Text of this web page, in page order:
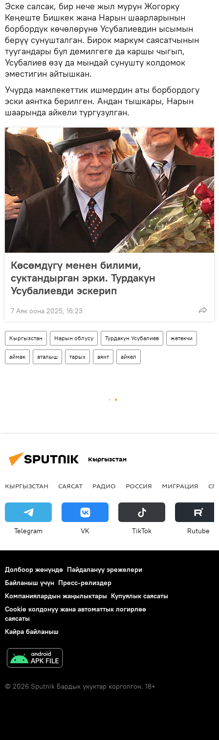
Эске салсак, бир нече жыл мурун Жогорку
Кеңеште Бишкек жана Нарын шаарларынын
борбордук көчөлөрүнө Усубалиевдин ысымын
берүү сунушталган. Бирок маркум саясатчынын
туугандары бул демилгеге да каршы чыгып,
Усубалиев өзү да мындай сунушту колдомок
эместигин айтышкан.
Учурда мамлекеттик ишмердин аты борбордогу
эски аянтка берилген. Андан тышкары, Нарын
шаарында айкели тургузулган.
Көсөмдүгү менен билими,
суктандырган эрки. Турдакун
Усубалиевди эскерип
7 Аяк оона 2025, 16:23
Кыргызстан Нарын облусу Турдакун Усубалиев жетекчи
аймак аталыш тарых аянт айкел
Кыргызстан
КЫРГЫЗСТАН САЯСАТ РАДИО РОССИЯ МИГРАЦИЯ
Telegram VK ТikТоk Rutube
Долбоор жөнүндө Пайдалануу эрежелери
Байланыш үчүн Пресс-релиздер
Компаниялардын жаңылыктары Купуялык саясаты
Cookie колдонуу жана автоматтык логирлөө
саясаты
Кайра байланыш
© 2026 Sputnik Бардык укуктар корголгон. 18+